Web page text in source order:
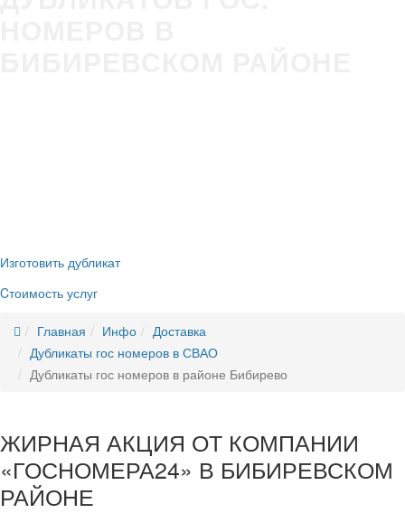
Изготовить дубликат
Cтоимость услуг
Главная Инфо
Доставка
Дубликаты гос номеров в СВАО
Дубликаты гос номеров в районе Бибирево
ЖИРНАЯ АКЦИЯ ОТ КОМПАНИИ
«ГОСНОМЕРА24» В БИБИРЕВСКОМ
РАЙОНЕ